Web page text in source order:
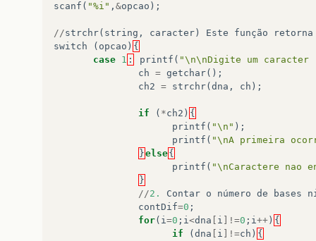
scanf ( "%i" , &opcao );
//strchr( string , caracter ) Este função
retorna
switch
( opcao ) {
case 1 : printf ( "\n\nDigite um caracter
ch = getchar();
ch2 = strchr( dna , ch );
if ( *ch2 ) {
printf ( "\n" );
printf ( "\nA primeira
}else{
printf ( "\nCaractere nao
}
//2. Contar o número de bases
contDif=0 ;
for( i=0 ; i<dna i ]!=0 ; i++ ) {
if
( dna i ]!=ch ) {